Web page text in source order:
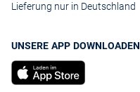
Lieferung nur in Deutschland
UNSERE APP DOWNLOADEN